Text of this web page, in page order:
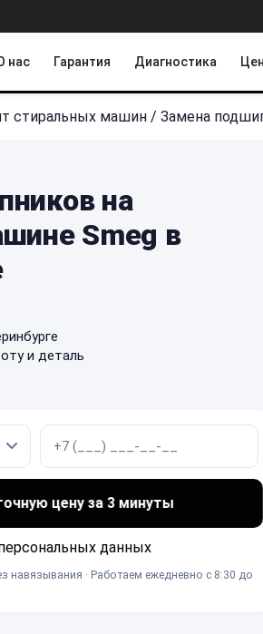
нас Гарантия Диагностика
стиральных машин / Замена
на
Smeg в
и деталь
цену за 3 минуты
данных
навязывания · Работаем ежедневно с 8:30 до